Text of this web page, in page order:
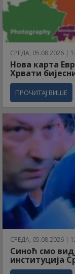
СРЕДА, 05.08.2026 |
Нова карта
Хрвати
ПРОЧИТАЈ ВИШЕ
СРЕДА, 05.08.2026 |
Синоћ смо
институција